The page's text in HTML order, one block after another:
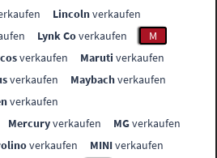
Lincolnverkaufen
Lynk Coverkaufen
M
verkaufen Maruti verkaufen
verkaufen Maybachverkaufen
verkaufen
Mercuryverkaufen MGverkaufen
verkaufen MINIverkaufen